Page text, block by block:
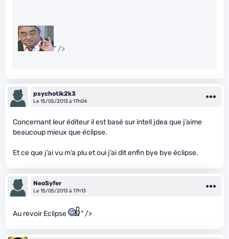
" />
psychotik2k3
Le 15/05/2013 à 17h04
Concernant leur éditeur il est basé sur intell jdea que j’aime
beaucoup mieux que éclipse.
Et ce que j’ai vu m’a plu et oui j’ai dit enfin bye bye éclipse.
NeoSyfer
Le 15/05/2013 à 17h13
Au revoir Eclipse " />